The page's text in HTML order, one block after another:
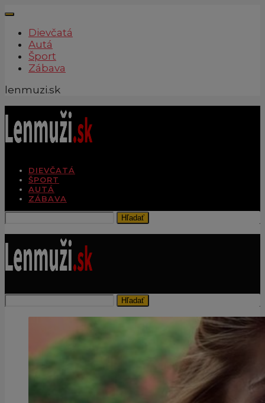
Dievčatá
Autá
Šport
Zábava
lenmuzi.sk
DIEVČATÁ
ŠPORT
AUTÁ
ZÁBAVA
Hľadať
Hľadať